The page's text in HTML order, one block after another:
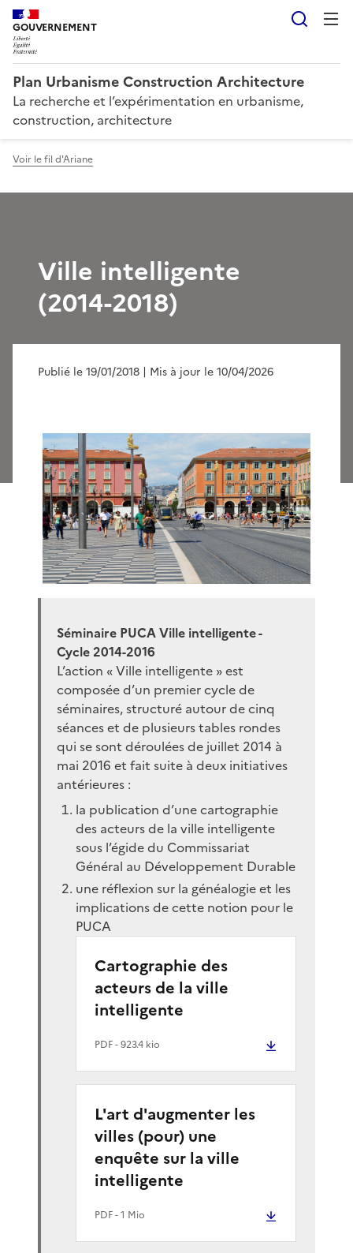
GOUVERNEMENT
Plan Urbanisme Construction Architecture
La recherche et l’expérimentation en urbanisme,
construction, architecture
Voir le fil d'Ariane
Ville intelligente
(2014-2018)
Publié le 19/01/2018 | Mis à jour le 10/04/2026
Séminaire PUCA Ville intelligente -
Cycle 2014-2016
L’action « Ville intelligente » est
composée d’un premier cycle de
séminaires, structuré autour de cinq
séances et de plusieurs tables rondes
qui se sont déroulées de juillet 2014 à
mai 2016 et fait suite à deux initiatives
antérieures :
la publication d’une cartographie
des acteurs de la ville intelligente
sous l’égide du Commissariat
Général au Développement Durable
une réflexion sur la généalogie et les
implications de cette notion pour le
PUCA
Cartographie des
acteurs de la ville
intelligente
PDF- 923.4 kio
L'art d'augmenter les
villes (pour) une
enquête sur la ville
intelligente
PDF- 1 Mio